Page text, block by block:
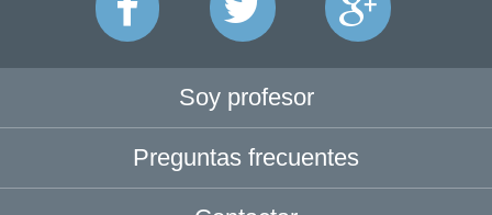
Soy profesor
Preguntas frecuentes